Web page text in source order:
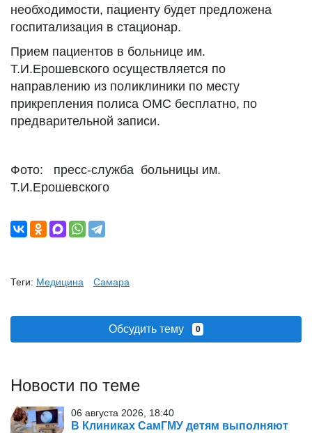
необходимости, пациенту будет предложена
госпитализация в стационар.
Прием пациентов в больнице им.
Т.И.Ерошевского осуществляется по
направлению из поликлиники по месту
прикрепления полиса ОМС бесплатно, по
предварительной записи.
Фото: пресс-служба больницы им.
Т.И.Ерошевского
Теги: Медицина Самара
Обсудить тему 0
Новости по теме
06 августа 2026, 18:40
В Клиниках СамГМУ детям выполняют